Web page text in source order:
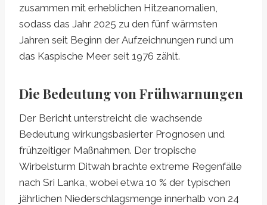
zusammen mit erheblichen Hitzeanomalien,
sodass das Jahr 2025 zu den fünf wärmsten
Jahren seit Beginn der Aufzeichnungen rund um
das Kaspische Meer seit 1976 zählt.
Die Bedeutung von Frühwarnungen
Der Bericht unterstreicht die wachsende
Bedeutung wirkungsbasierter Prognosen und
frühzeitiger Maßnahmen. Der tropische
Wirbelsturm Ditwah brachte extreme Regenfälle
nach Sri Lanka, wobei etwa 10 % der typischen
jährlichen Niederschlagsmenge innerhalb von 24